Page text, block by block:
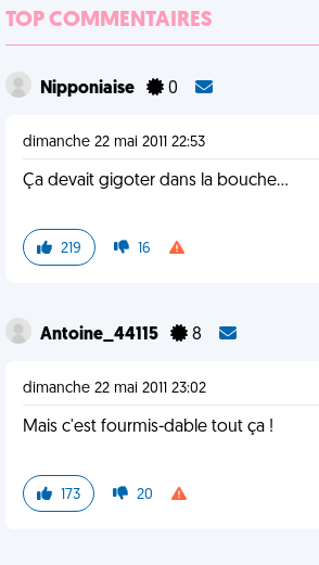
TOP COMMENTAIRES
Nipponiaise 0
dimanche 22 mai 2011 22:53
Ça devait gigoter dans la bouche...
219 16
Antoine_44115 8
dimanche 22 mai 2011 23:02
Mais c'est fourmis-dable tout ça !
173 20